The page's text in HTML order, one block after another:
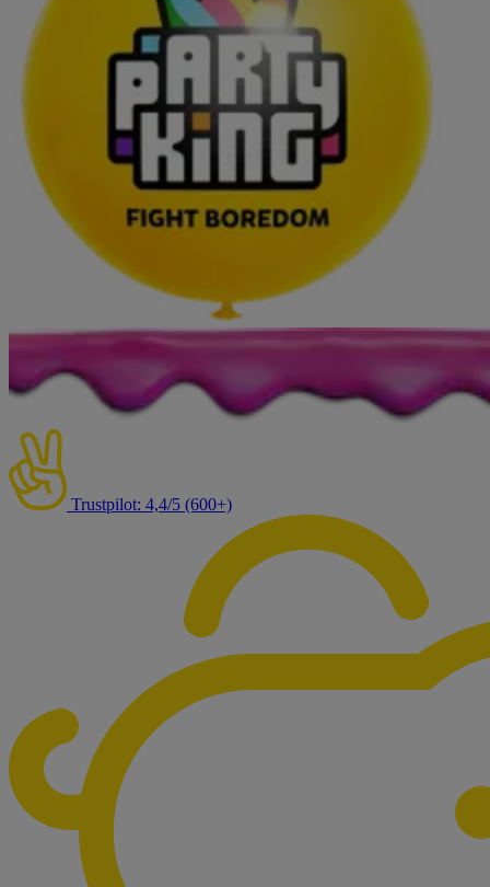
Trustpilot: 4,4/5 (600+)